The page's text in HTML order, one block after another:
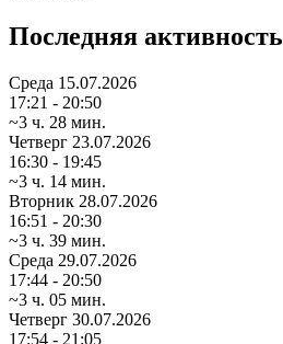
Последняя активность
Среда 15.07.2026
17:21 - 20:50
~3 ч. 28 мин.
Четверг 23.07.2026
16:30 - 19:45
~3 ч. 14 мин.
Вторник 28.07.2026
16:51 - 20:30
~3 ч. 39 мин.
Среда 29.07.2026
17:44 - 20:50
~3 ч. 05 мин.
Четверг 30.07.2026
17:54 - 21:05